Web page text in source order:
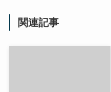
関連記事